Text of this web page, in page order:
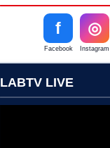
f
Facebook
◎
Instagram
LABTV LIVE